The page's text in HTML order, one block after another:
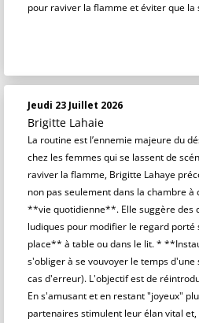
pour raviver la flamme et éviter que la
Jeudi 23 Juillet 2026
Brigitte Lahaie
La routine est l’ennemie majeure du
chez les femmes qui se lassent de
raviver la flamme, Brigitte Lahaye
non pas seulement dans la chambre à
**vie quotidienne**. Elle suggère des
ludiques pour modifier le regard
place** à table ou dans le lit. *
s'obliger à se vouvoyer le temps d'une
cas d'erreur). L'objectif est de
En s'amusant et en restant "joyeux"
partenaires stimulent leur élan vital